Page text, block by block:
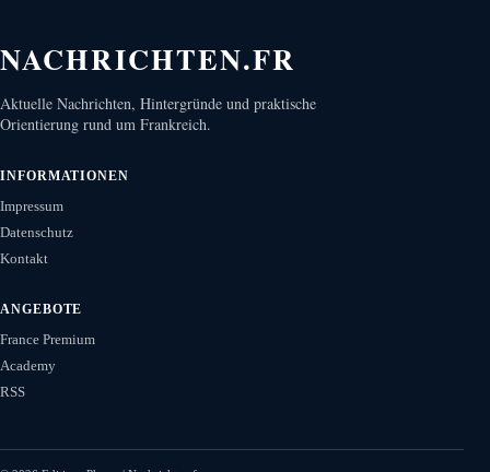
NACHRICHTEN.FR
Aktuelle Nachrichten, Hintergründe und praktische
Orientierung rund um Frankreich.
INFORMATIONEN
Impressum
Datenschutz
Kontakt
ANGEBOTE
France Premium
Academy
RSS